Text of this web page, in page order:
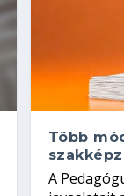
Több
A